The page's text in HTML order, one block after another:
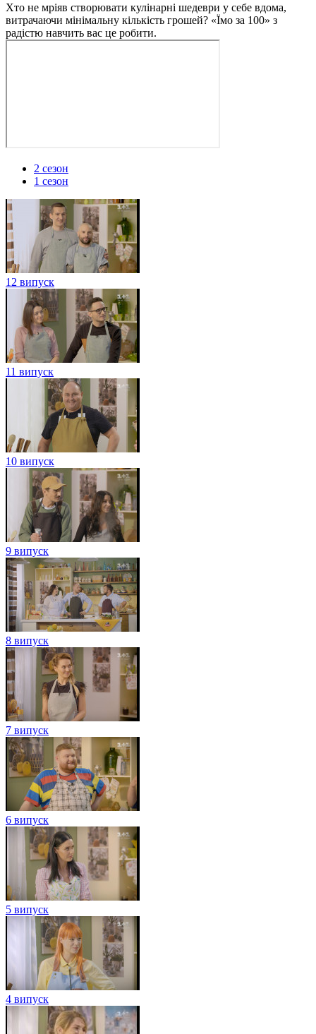
Хто не мріяв створювати кулінарні шедеври у себе вдома,
витрачаючи мінімальну кількість грошей? «Їмо за 100» з
радістю навчить вас це робити.
2 сезон
1 сезон
12 випуск
11 випуск
10 випуск
9 випуск
8 випуск
7 випуск
6 випуск
5 випуск
4 випуск